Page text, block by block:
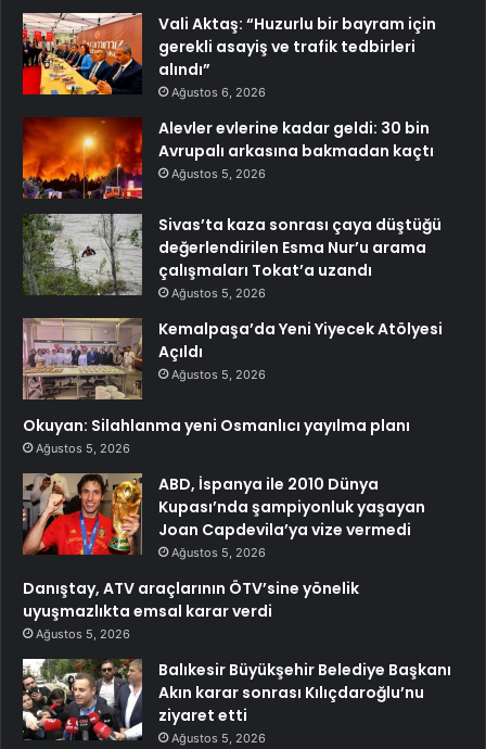
Vali Aktaş: “Huzurlu bir bayram için
gerekli asayiş ve trafik tedbirleri
alındı”
Ağustos 6, 2026
Alevler evlerine kadar geldi: 30 bin
Avrupalı arkasına bakmadan kaçtı
Ağustos 5, 2026
Sivas’ta kaza sonrası çaya düştüğü
değerlendirilen Esma Nur’u arama
çalışmaları Tokat’a uzandı
Ağustos 5, 2026
Kemalpaşa’da Yeni Yiyecek Atölyesi
Açıldı
Ağustos 5, 2026
Okuyan: Silahlanma yeni Osmanlıcı yayılma planı
Ağustos 5, 2026
ABD, İspanya ile 2010 Dünya
Kupası’nda şampiyonluk yaşayan
Joan Capdevila’ya vize vermedi
Ağustos 5, 2026
Danıştay, ATV araçlarının ÖTV’sine yönelik
uyuşmazlıkta emsal karar verdi
Ağustos 5, 2026
Balıkesir Büyükşehir Belediye Başkanı
Akın karar sonrası Kılıçdaroğlu’nu
ziyaret etti
Ağustos 5, 2026